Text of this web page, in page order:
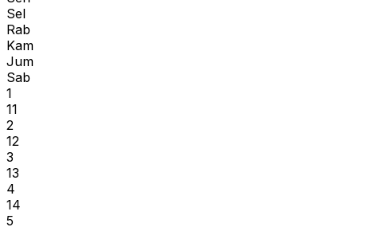
Sel
Rab
Kam
Jum
Sab
1
11
2
12
3
13
4
14
5